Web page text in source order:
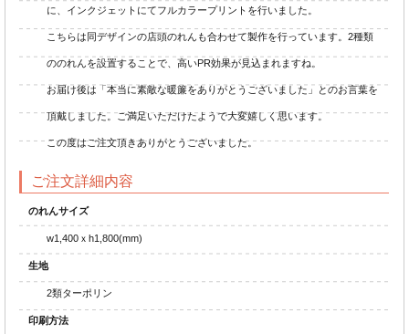
に、インクジェットにてフルカラープリントを行いました。
こちらは同デザインの店頭のれんも合わせて製作を行っています。2種類
ののれんを設置することで、高いPR効果が見込まれますね。
お届け後は「本当に素敵な暖簾をありがとうございました」とのお言葉を
頂戴しました。ご満足いただけたようで大変嬉しく思います。
この度はご注文頂きありがとうございました。
ご注文詳細内容
のれんサイズ
w1,400ｘh1,800(mm)
生地
2類ターポリン
印刷方法